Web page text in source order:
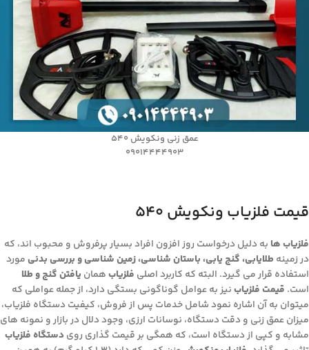
عمق زنی ونکویش 540
09014444903
قیمت فلزیاب ونکویش ۵۴۰
فلزیاب ها به دلیل درخواست روز افزون افراد بسیار پرفروش و محبوب اند، که
در زمینه طلایابی، گنج یابی، باستان شناسی، زمین شناسی و بررسی بدنیمورد
استفاده قرار می گیرد. البته که کاربرد اصلی فلزیابهمان یافتن گنج و طلا
است. قیمت فلزیابنیز به عوامل گوناگونی بستگی دارد، از جمله عواملی که
میتوان به آن اشاره نمود شامل خدمات پس از فروش، کیفیت دستگاه فلزیاب،
میزان عمق زنی و دقت دستگاه، نوسانات ارزی، وجود دلال در بازار و نمونه های
مشابه و کپی از دستگاه است، که همگی بر قیمت گذاری روی دستگاه فلزیاب